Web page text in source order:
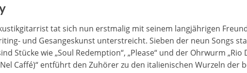
tat sich nun erstmalig mit seinem langjährigen
und Gesangeskunst unterstreicht. Sieben der neun Songs
Stücke wie „Soul Redemption“, „Please“ und der Ohrwurm
Caffé)“ entführt den Zuhörer zu den italienischen Wurzeln der